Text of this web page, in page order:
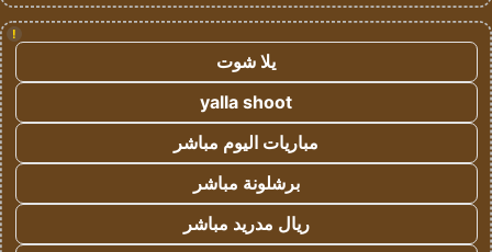
!
يلا شوت
yalla shoot
مباريات اليوم مباشر
برشلونة مباشر
ريال مدريد مباشر